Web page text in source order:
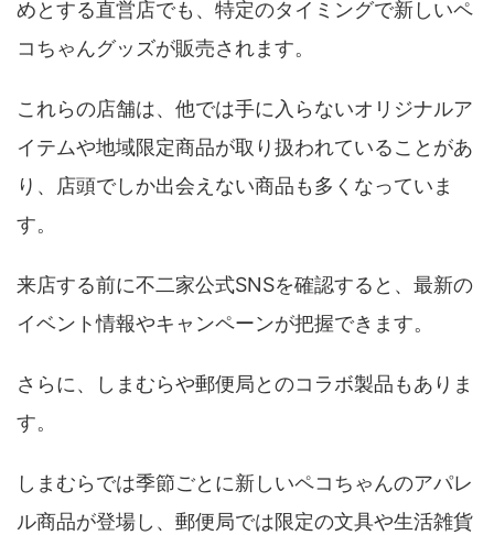
めとする直営店でも、特定のタイミングで新しいペ
コちゃんグッズが販売されます。
これらの店舗は、他では手に入らないオリジナルア
イテムや地域限定商品が取り扱われていることがあ
り、店頭でしか出会えない商品も多くなっていま
す。
来店する前に不二家公式SNSを確認すると、最新の
イベント情報やキャンペーンが把握できます。
さらに、しまむらや郵便局とのコラボ製品もありま
す。
しまむらでは季節ごとに新しいペコちゃんのアパレ
ル商品が登場し、郵便局では限定の文具や生活雑貨